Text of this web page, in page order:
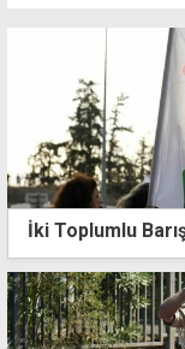
İki Toplumlu